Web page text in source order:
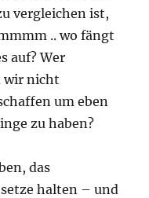
vergleichen ist,
.. wo fängt
auf? Wer
wir nicht
um eben
zu haben?
das
halten – und